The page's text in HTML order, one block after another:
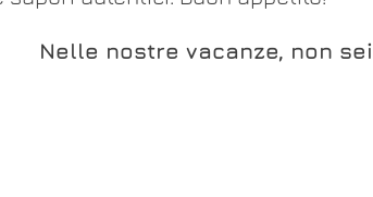
Nelle nostre vacanze, non